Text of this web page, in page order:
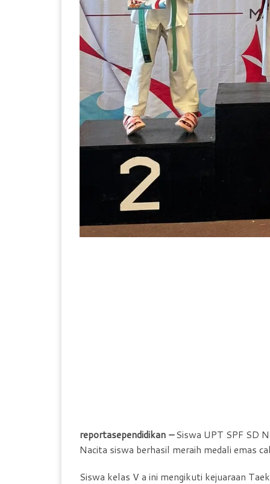
reportasependidikan –Siswa UPT SPF SD
Nacita siswa berhasil meraih medali emas
Siswa kelas V a ini mengikuti kejuaraan